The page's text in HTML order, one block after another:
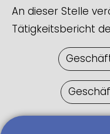
An dieser Stelle
Tätigkeitsbericht